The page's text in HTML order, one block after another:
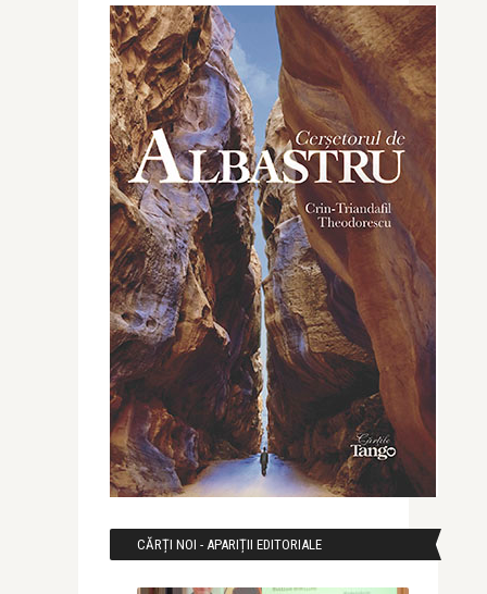
CĂRȚI NOI - APARIȚII EDITORIALE